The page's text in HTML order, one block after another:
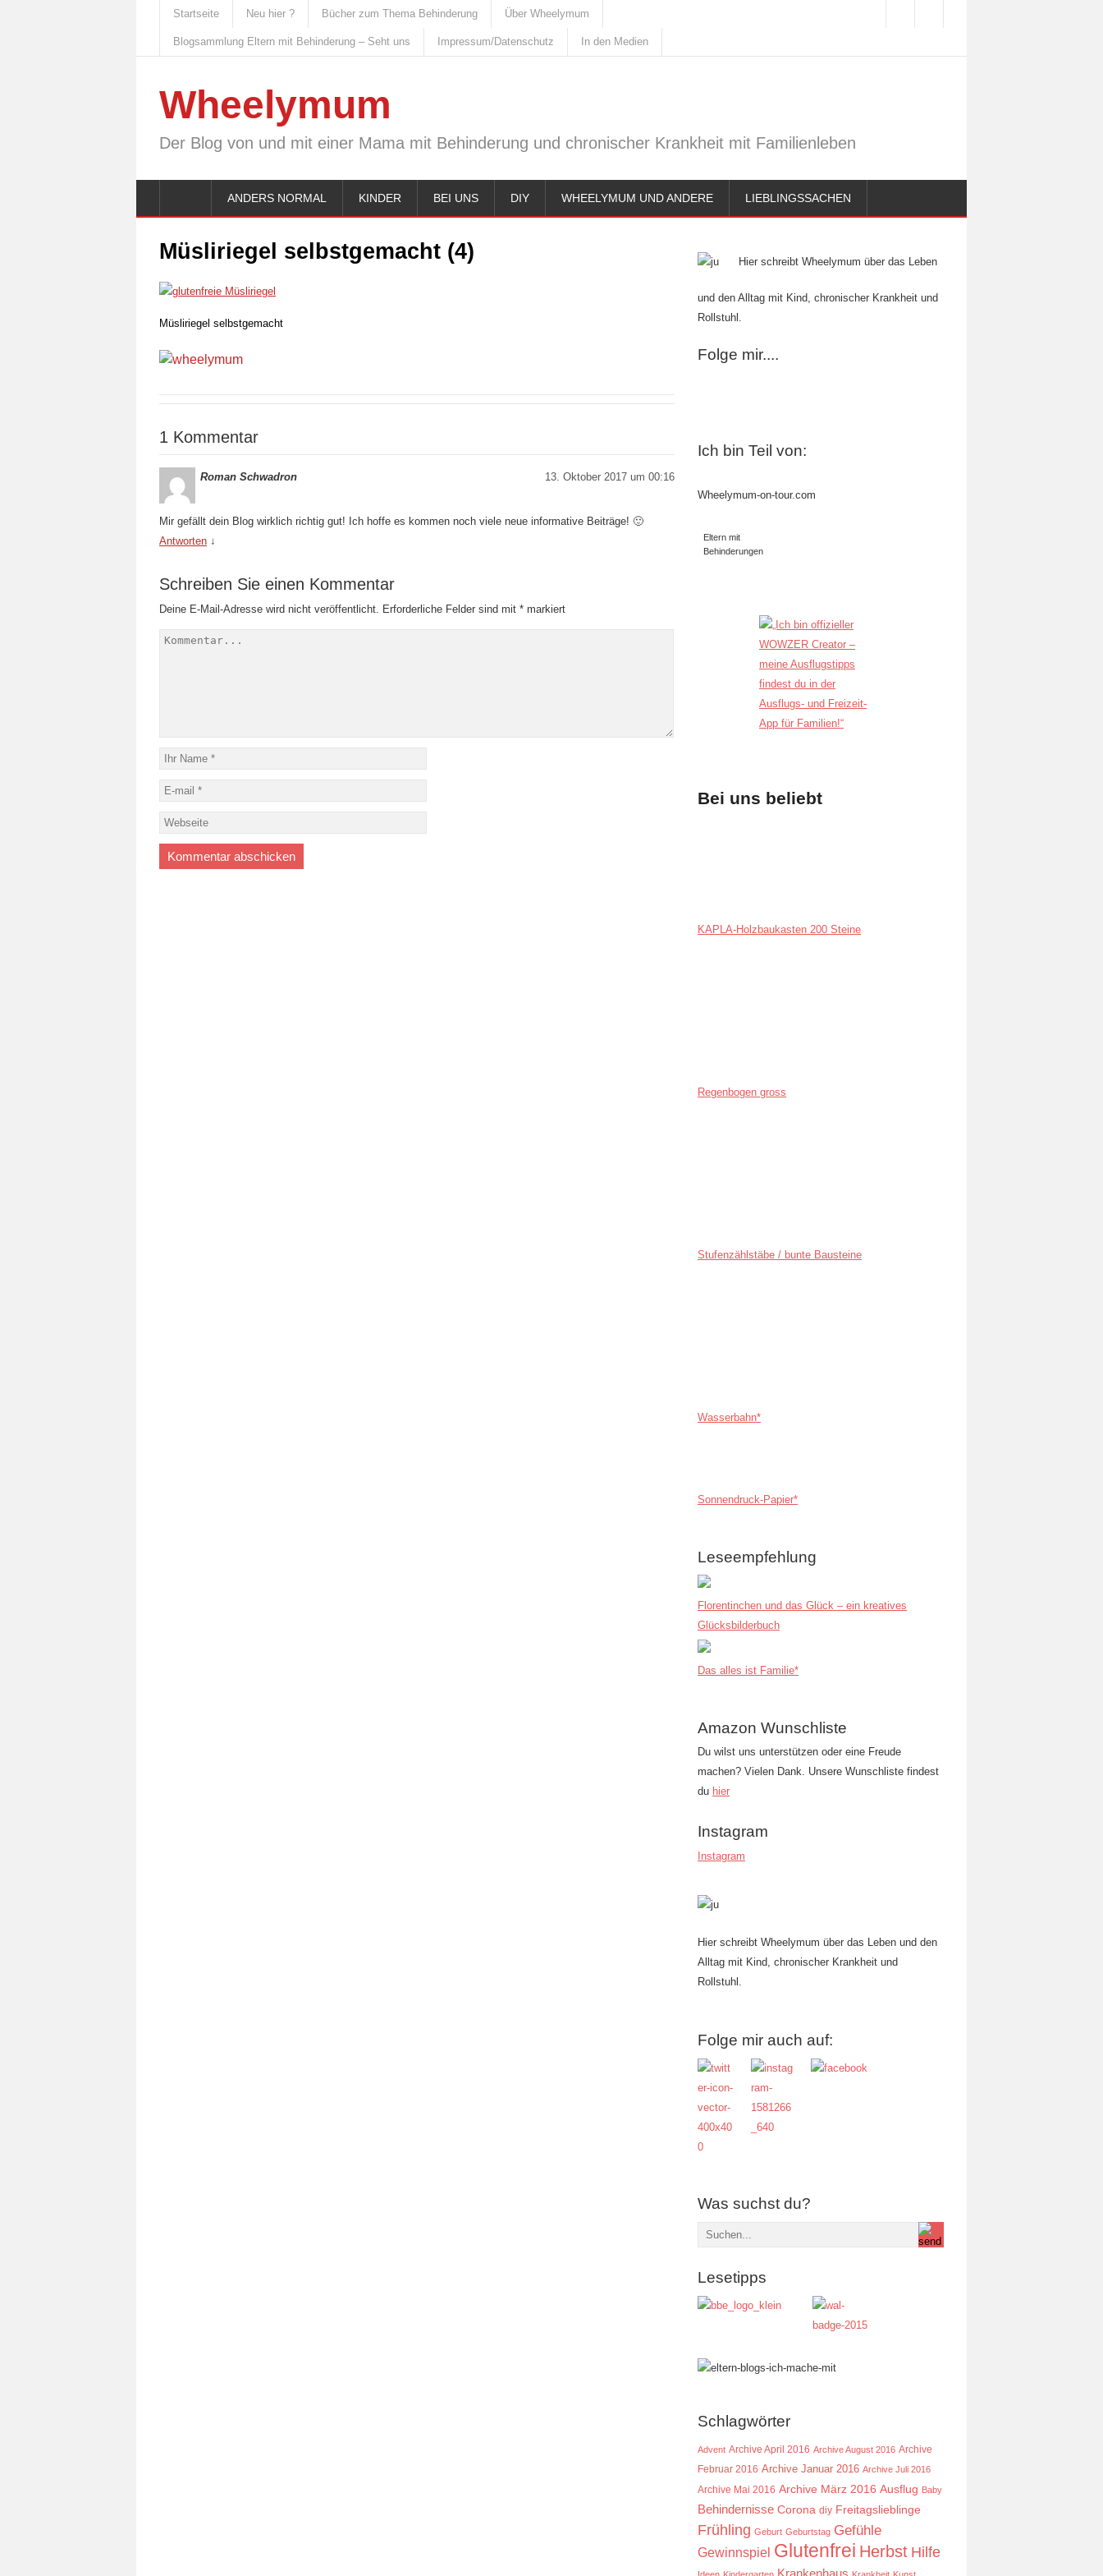
Startseite Neu hier ? Bücher zum Thema Behinderung Über Wheelymum
Blogsammlung Eltern mit Behinderung – Seht uns Impressum/Datenschutz In den Medien
Wheelymum
Der Blog von und mit einer Mama mit Behinderung und chronischer Krankheit mit Familienleben
ANDERS NORMAL KINDER BEI UNS DIY WHEELYMUM UND ANDERE LIEBLINGSSACHEN
Müsliriegel selbstgemacht (4)
Müsliriegel selbstgemacht
1 Kommentar
Roman Schwadron 13. Oktober 2017 um 00:16
Mir gefällt dein Blog wirklich richtig gut! Ich hoffe es kommen noch viele neue informative Beiträge! 🙂
Antworten ↓
Schreiben Sie einen Kommentar
Deine E-Mail-Adresse wird nicht veröffentlicht. Erforderliche Felder sind mit * markiert
Hier schreibt Wheelymum über das Leben
und den Alltag mit Kind, chronischer Krankheit und
Rollstuhl.
Folge mir....
Ich bin Teil von:
Wheelymum-on-tour.com
Eltern mit
Behinderungen
Bei uns beliebt
KAPLA-Holzbaukasten 200 Steine
Regenbogen gross
Stufenzählstäbe / bunte Bausteine
Wasserbahn*
Sonnendruck-Papier*
Leseempfehlung
Florentinchen und das Glück – ein kreatives
Glücksbilderbuch
Das alles ist Familie*
Amazon Wunschliste
Du wilst uns unterstützen oder eine Freude
machen? Vielen Dank. Unsere Wunschliste findest
du hier
Instagram
Instagram
Hier schreibt Wheelymum über das Leben und den
Alltag mit Kind, chronischer Krankheit und
Rollstuhl.
Folge mir auch auf:
Was suchst du?
Lesetipps
Schlagwörter
Advent Archive April 2016 Archive August 2016 Archive
Februar 2016 Archive Januar 2016 Archive Juli 2016
Archive Mai 2016 Archive März 2016 Ausflug Baby
Behindernisse Corona diy Freitagslieblinge
Frühling Geburt Geburtstag Gefühle
Gewinnspiel Glutenfrei Herbst Hilfe
Krankenhaus